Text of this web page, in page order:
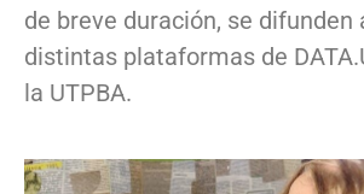
de breve duración, se difunden
distintas plataformas de
la UTPBA.